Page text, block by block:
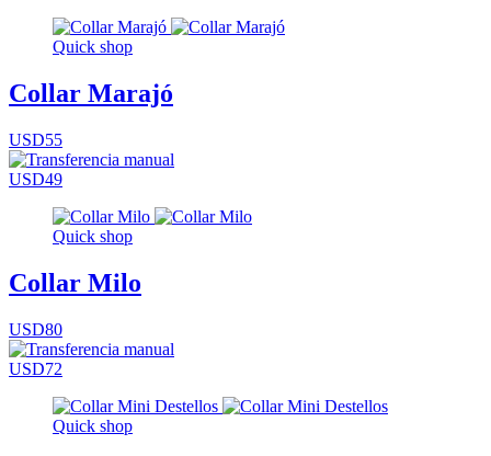
Quick shop
Collar Marajó
USD55
USD49
Quick shop
Collar Milo
USD80
USD72
Quick shop